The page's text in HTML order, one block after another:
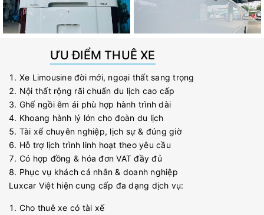
ƯU ĐIỂM THUÊ XE
Xe Limousine đời mới, ngoại thất sang trọng
Nội thất rộng rãi chuẩn du lịch cao cấp
Ghế ngồi êm ái phù hợp hành trình dài
Khoang hành lý lớn cho đoàn du lịch
Tài xế chuyên nghiệp, lịch sự & đúng giờ
Hỗ trợ lịch trình linh hoạt theo yêu cầu
Có hợp đồng & hóa đơn VAT đầy đủ
Phục vụ khách cá nhân & doanh nghiệp
Luxcar Việt hiện cung cấp đa dạng dịch vụ:
Cho thuê xe có tài xế